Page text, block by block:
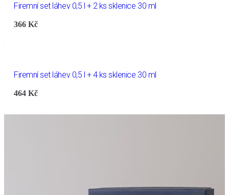
Firemní set láhev 0,5 l + 2 ks sklenice 30 ml
366Kč
Firemní set láhev 0,5 l + 4 ks sklenice 30 ml
464Kč